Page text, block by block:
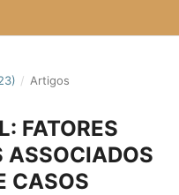
/ Artigos
FATORES
ASSOCIADOS
CASOS